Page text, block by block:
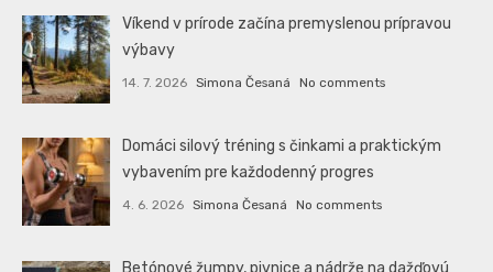
Víkend v prírode začína premyslenou prípravou
výbavy
14. 7. 2026 Simona Česaná No comments
Domáci silový tréning s činkami a praktickým
vybavením pre každodenný progres
4. 6. 2026 Simona Česaná No comments